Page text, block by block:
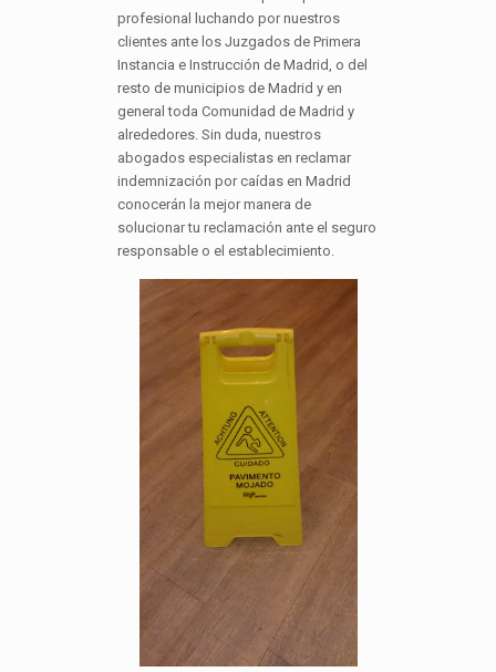
profesional luchando por nuestros
clientes ante los Juzgados de Primera
Instancia e Instrucción de Madrid, o del
resto de municipios de Madrid y en
general toda Comunidad de Madrid y
alrededores. Sin duda, nuestros
abogados especialistas en reclamar
indemnización por caídas en Madrid
conocerán la mejor manera de
solucionar tu reclamación ante el seguro
responsable o el establecimiento.